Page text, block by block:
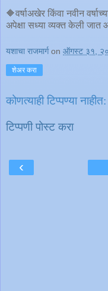
🔶वर्षाअखेर किंवा नवीन
अपेक्षा सध्या व्यक्त केली जात
यशाचा राजमार्ग on ऑगस्ट ३१,
शेअर करा
कोणत्याही टिप्पण्‍या नाहीत:
टिप्पणी पोस्ट करा
‹